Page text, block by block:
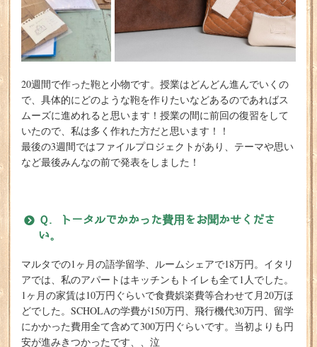
20週間で作った鞄と小物です。授業はどんどん進んでいくの
で、具体的にどのような鞄を作りたいなどあるのであればス
ムーズに進めれると思います！授業の間に前回の復習をして
いたので、私は多く作れた方だと思います！！
最後の3週間ではファイルプロジェクトがあり、テーマや思い
など最後みんなの前で発表をしました！
Ｑ. トータルでかかった費用をお聞かせくださ
い。
マルタでの1ヶ月の語学留学、ルームシェアで18万円。イタリ
アでは、私のアパートはキッチンもトイレも全て1人でした。
1ヶ月の家賃は10万円ぐらいで食費娯楽費等合わせて月20万ほ
どでした。SCHOLAの学費が150万円、飛行機代30万円、留学
にかかった費用全て含めて300万円ぐらいです。当初よりも円
安が進みきつかったです、、泣